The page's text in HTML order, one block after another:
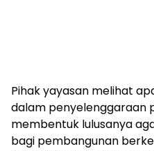
Pihak yayasan melihat
dalam penyelenggaraan
membentuk lulusanya
bagi pembangunan